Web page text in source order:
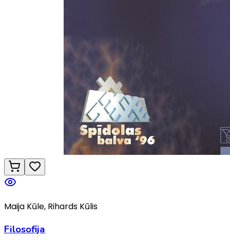
Maija Kūle, Rihards Kūlis
Filosofija